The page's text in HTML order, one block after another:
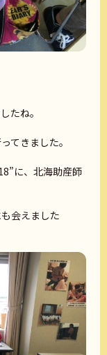
たね。
てきました。
に、北海助産師
会えました